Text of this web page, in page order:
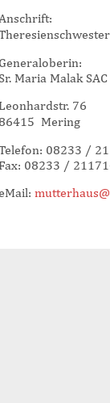
Generaloberin:
Sr. Maria Malak SAC
Leonhardstr. 76
86415 Mering
08233 /
Fax: 08233 /